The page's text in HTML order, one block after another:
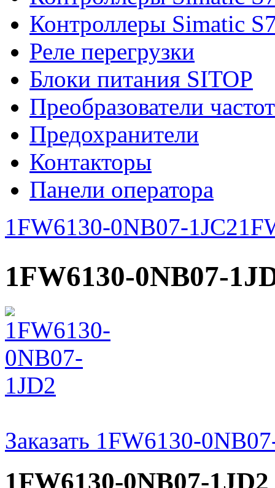
Контроллеры Simatic
Реле перегрузки
Блоки питания SITOP
Преобразователи
Предохранители
Контакторы
Панели оператора
1FW6130-0NB07-1JC2
1FW6130-0NB07-
Заказать 1FW6130-
1FW6130-0NB07-